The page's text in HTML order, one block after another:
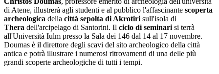
di Atene, illustrerà agli studenti e al pubblico l'affascinante scoperta
archeologica della città sepolta di Akrotiri sull'isola di
Thera dell'arcipelago di Santorini. Il ciclo di seminari si terrà
all'Università Iulm presso la Sala dei 146 dal 14 al 17 novembre.
Doumas è il direttore degli scavi del sito archeologico della città
antica e potrà illustrare i numerosi ritrovamenti di una delle più
grandi scoperte archeologiche di tutti i tempi.